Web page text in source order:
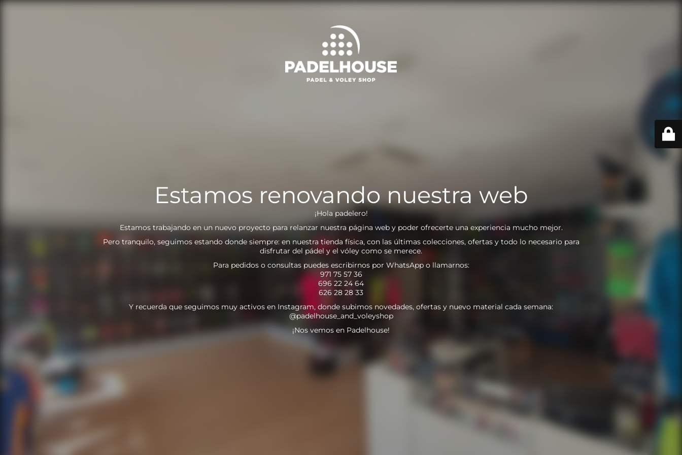
Estamos renovando nuestra web
¡Hola padelero!
Estamos trabajando en un nuevo proyecto para relanzar nuestra página web y poder ofrecerte una experiencia mucho mejor.
Pero tranquilo, seguimos estando donde siempre: en nuestra tienda física, con las últimas colecciones, ofertas y todo lo necesario para
disfrutar del pádel y el vóley como se merece.
Para pedidos o consultas puedes escribirnos por WhatsApp o llamarnos:
971 75 57 36
696 22 24 64
626 28 28 33
Y recuerda que seguimos muy activos en Instagram, donde subimos novedades, ofertas y nuevo material cada semana:
@padelhouse_and_voleyshop
¡Nos vemos en Padelhouse!